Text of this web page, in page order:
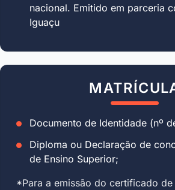
nacional. Emitido em parceria
Iguaçu
Documento de Identidade (nº
Diploma ou Declaração de
de Ensino Superior;
*Para a emissão do certificado de